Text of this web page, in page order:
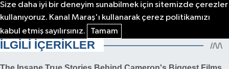
Size daha iyi bir deneyim sunabilmek için sitemizde çerezler
kullanıyoruz. Kanal Maraş'ı kullanarak çerez politikamızı
kabul etmiş sayılırsınız.
Tamam